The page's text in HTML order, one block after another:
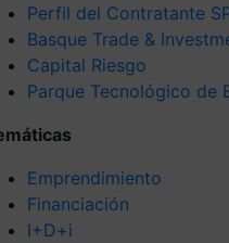
Perfil del Contratante
Basque Trade &
Capital Riesgo
Parque Tecnológico de
Emprendimiento
Financiación
I+D+i